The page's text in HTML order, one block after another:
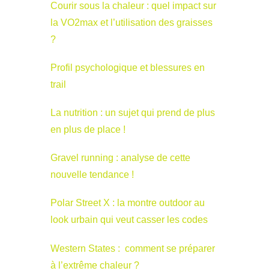
Courir sous la chaleur : quel impact sur
la VO2max et l’utilisation des graisses
?
Profil psychologique et blessures en
trail
La nutrition : un sujet qui prend de plus
en plus de place !
Gravel running : analyse de cette
nouvelle tendance !
Polar Street X : la montre outdoor au
look urbain qui veut casser les codes
Western States : comment se préparer
à l’extrême chaleur ?